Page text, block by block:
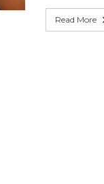
Read More